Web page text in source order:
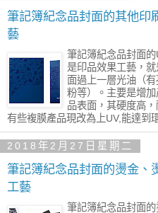
筆記簿紀念品封面的其他印
藝
筆記簿紀念品封面
是印品效果工藝，
面過上一層光油（
粉等）。主要是增
品表面，其硬度高
有些複膜產品現改為上UV,能達到
2018年2月27日星期二
筆記簿紀念品封面的燙金、
工藝
筆記簿紀念品封面